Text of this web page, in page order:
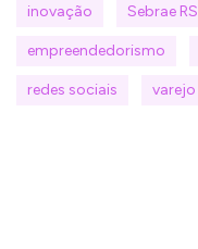
inovação Sebrae RS
empreendedorismo
redes sociais varejo